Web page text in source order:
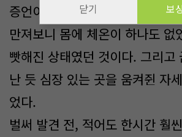
증언이 사실임을 깨닫고 커다란
만져보니 몸에 체온이 하나도 없
빳해진 상태였던 것이다. 그리고
난 듯 심장 있는 곳을 움켜쥔 자
었다.
벌써 발견 전, 적어도 한시간 훨
닫기 보